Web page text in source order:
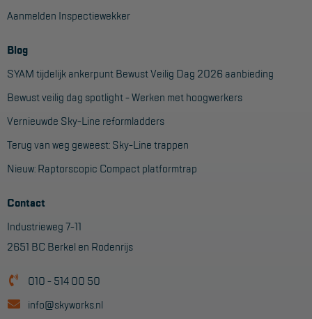
Webshop voorwaarden
Aanmelden Inspectiewekker
Blog
SYAM tijdelijk ankerpunt Bewust Veilig Dag 2026 aanbieding
Bewust veilig dag spotlight - Werken met hoogwerkers
Vernieuwde Sky-Line reformladders
Terug van weg geweest: Sky-Line trappen
Nieuw: Raptorscopic Compact platformtrap
Contact
Industrieweg 7-11
2651 BC Berkel en Rodenrijs
010 - 514 00 50
info@skyworks.nl